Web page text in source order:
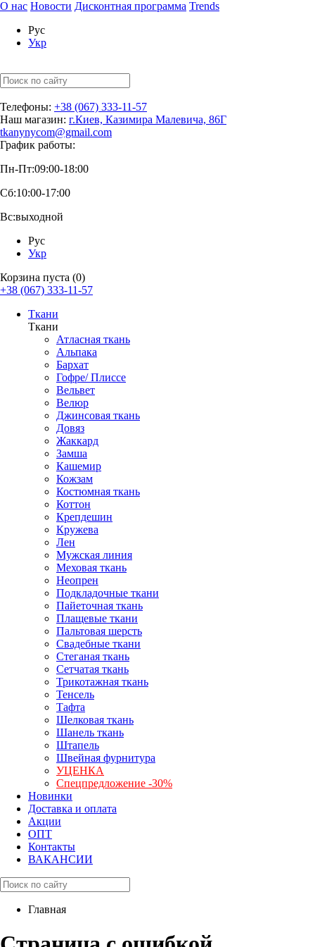
О нас Новости Дисконтная программа Trends
Рус
Укр
Телефоны: +38 (067) 333-11-57
Наш магазин: г.Киев, Казимира Малевича, 86Г
tkanynycom@gmail.com
График работы:
Пн-Пт:09:00-18:00
Сб:10:00-17:00
Вс:выходной
Рус
Укр
Корзина пуста (0)
+38 (067) 333-11-57
Ткани
Ткани
Атласная ткань
Альпака
Бархат
Гофре/ Плиссе
Вельвет
Велюр
Джинсовая ткань
Довяз
Жаккард
Замша
Кашемир
Кожзам
Костюмная ткань
Коттон
Крепдешин
Кружева
Лен
Мужская линия
Меховая ткань
Неопрен
Подкладочные ткани
Пайеточная ткань
Плащевые ткани
Пальтовая шерсть
Свадебные ткани
Стеганая ткань
Сетчатая ткань
Трикотажная ткань
Тенсель
Тафта
Шелковая ткань
Шанель ткань
Штапель
Швейная фурнитура
УЦЕНКА
Спецпредложение -30%
Новинки
Доставка и оплата
Акции
ОПТ
Контакты
ВАКАНСИИ
Главная